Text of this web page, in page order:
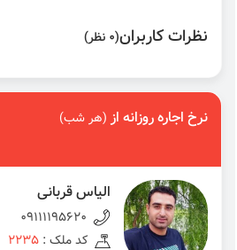
نظرات کاربران(0 نظر)
نرخ اجاره روزانه از(هر شب)
الیاس قربانی
09111195620
کد ملک : 2235